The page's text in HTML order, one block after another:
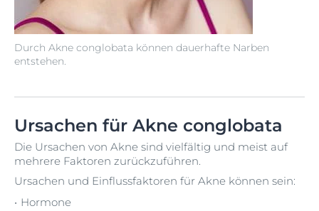
Durch Akne conglobata können dauerhafte Narben
entstehen.
Ursachen für Akne conglobata
Die Ursachen von Akne sind vielfältig und meist auf
mehrere Faktoren zurückzuführen.
Ursachen und Einflussfaktoren für Akne können sein:
Hormone